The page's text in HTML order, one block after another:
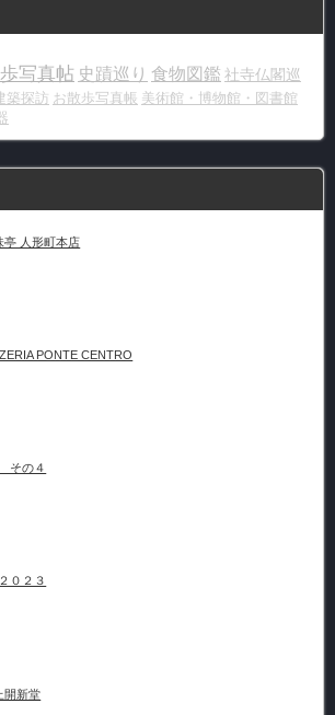
写真帖 史蹟巡り 食物図鑑 社寺仏閣巡
築探訪 お散歩写真帳 美術館・博物館・図書館
亭 人形町本店
PONTE CENTRO
その４
０２３
開新堂